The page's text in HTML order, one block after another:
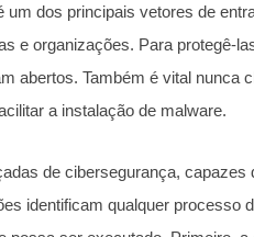
dos principais vetores de
e organizações. Para protegê-
abertos. Também é vital nunca
a instalação de malware.
de cibersegurança, capazes
identificam qualquer processo